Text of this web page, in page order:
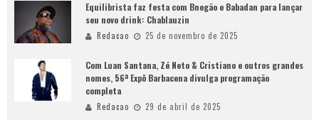
Equilibrista faz festa com Bnegão e Babadan para lançar
seu novo drink: Chablauzin
Redacao 25 de novembro de 2025
Com Luan Santana, Zé Neto & Cristiano e outros grandes
nomes, 56ª Expô Barbacena divulga programação
completa
Redacao 29 de abril de 2025